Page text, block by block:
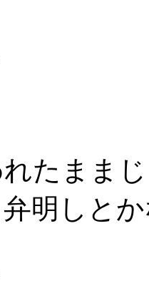
れたまま
明しと